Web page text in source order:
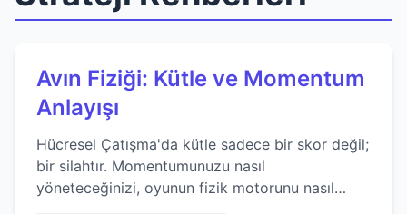
Avın Fiziği: Kütle ve Momentum
Anlayışı
Hücresel Çatışma'da kütle sadece bir skor değil;
bir silahtır. Momentumunuzu nasıl
yöneteceğinizi, oyunun fizik motorunu nasıl